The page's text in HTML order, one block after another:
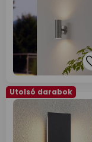
Utolsó darabok